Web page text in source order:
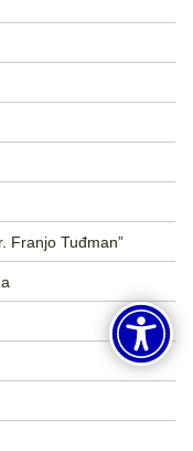
Franjo Tuđman”